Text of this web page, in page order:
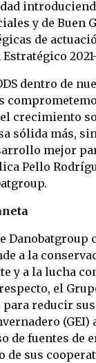
y de Buen
de
dentro de
crecimiento
sólida más,
mejor
Pello
Danobatgroup
a la
y a la lucha
el
para reducir
(GEI)
de fuentes de
de sus